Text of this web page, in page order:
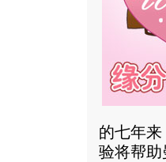
的七年
验将帮